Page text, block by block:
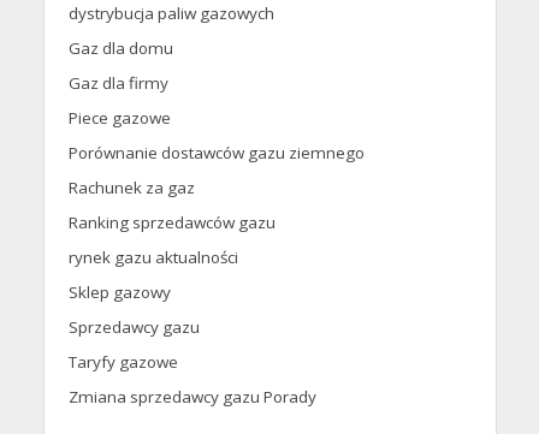
dystrybucja paliw gazowych
Gaz dla domu
Gaz dla firmy
Piece gazowe
Porównanie dostawców gazu ziemnego
Rachunek za gaz
Ranking sprzedawców gazu
rynek gazu aktualności
Sklep gazowy
Sprzedawcy gazu
Taryfy gazowe
Zmiana sprzedawcy gazu Porady